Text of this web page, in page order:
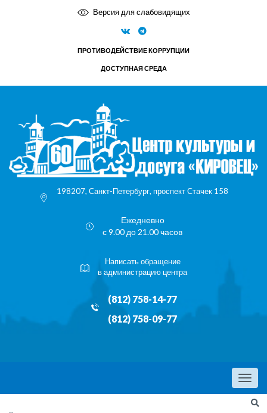
Версия для слабовидящих
ПРОТИВОДЕЙСТВИЕ КОРРУПЦИИ
ДОСТУПНАЯ СРЕДА
198207, Санкт-Петербург, проспект Стачек 158
Ежедневно
с 9.00 до 21.00 часов
Написать обращение
в администрацию центра
(812) 758-14-77
(812) 758-09-77
Menu